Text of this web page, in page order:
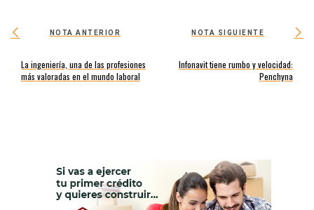
NOTA ANTERIOR
La ingeniería, una de las profesiones
más valoradas en el mundo laboral
NOTA SIGUIENTE
Infonavit tiene rumbo y velocidad:
Penchyna